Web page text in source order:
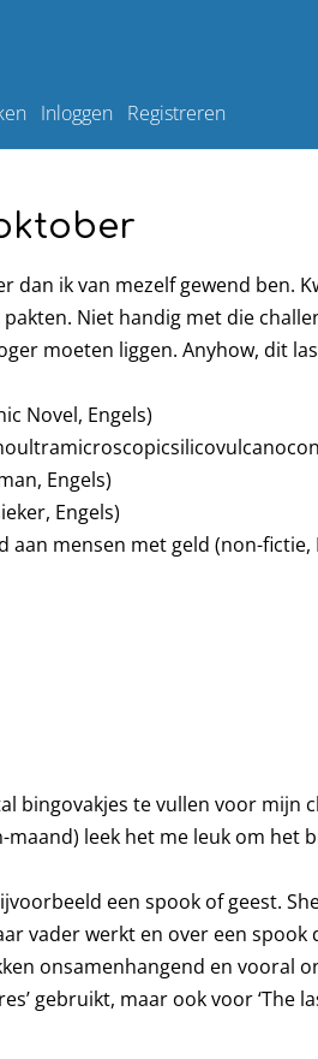
Inloggen Registreren
dan ik van mezelf gewend ben.
Niet handig met die
moeten liggen. Anyhow, dit
Novel, Engels)
Engels)
Engels)
aan mensen met geld (non-
bingovakjes te vullen voor mijn
leek het me leuk om het
een spook of geest.
vader werkt en over een
onsamenhangend en vooral
gebruikt, maar ook voor ‘The